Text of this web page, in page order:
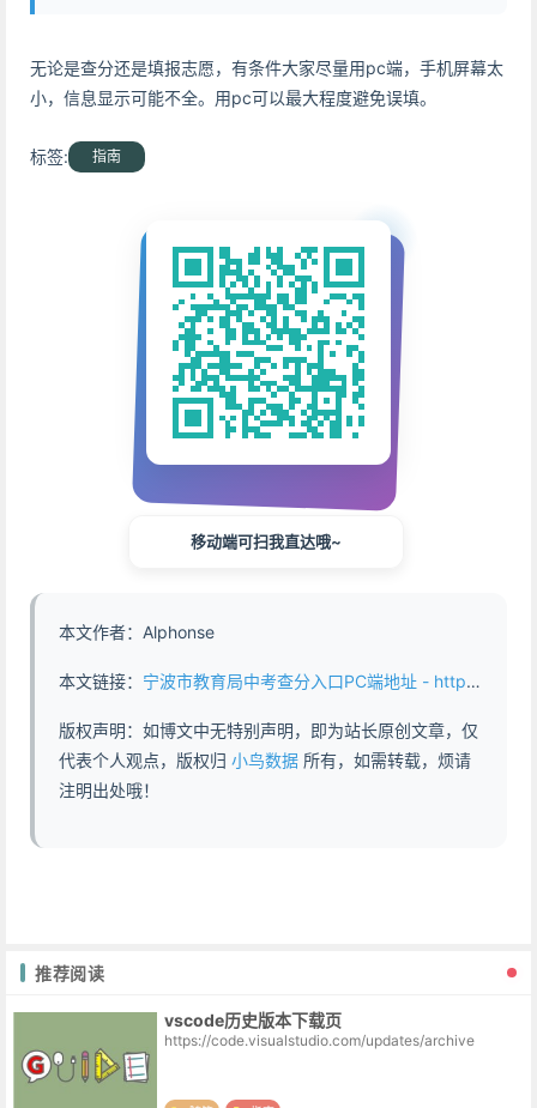
无论是查分还是填报志愿，有条件大家尽量用pc端，手机屏幕太
小，信息显示可能不全。用pc可以最大程度避免误填。
标签: 指南
移动端可扫我直达哦~
本文作者：Alphonse
本文链接： 宁波市教育局中考查分入口PC端地址 - https://www.abddb.com/1426.html
版权声明：如博文中无特别声明，即为站长原创文章，仅
代表个人观点，版权归 小鸟数据 所有，如需转载，烦请
注明出处哦！
推荐阅读
vscode历史版本下载页
https://code.visualstudio.com/updates/archive